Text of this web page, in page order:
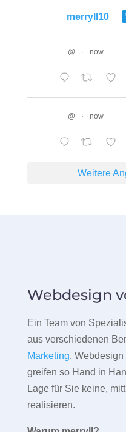
merryll10
@ · now
@ · now
Weitere
Webdesign
Ein Team von
aus verschiedenen
Marketing,
greifen so Hand in
Lage für Sie keine,
realisieren.